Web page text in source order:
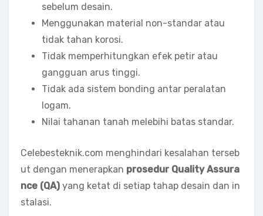
sebelum desain.
Menggunakan material non-standar atau
tidak tahan korosi.
Tidak memperhitungkan efek petir atau
gangguan arus tinggi.
Tidak ada sistem bonding antar peralatan
logam.
Nilai tahanan tanah melebihi batas standar.
Celebesteknik.com menghindari kesalahan terseb
ut dengan menerapkan prosedur Quality Assura
nce (QA) yang ketat di setiap tahap desain dan in
stalasi.